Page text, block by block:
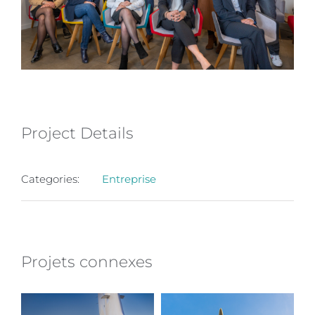
Project Details
Categories: Entreprise
Projets connexes